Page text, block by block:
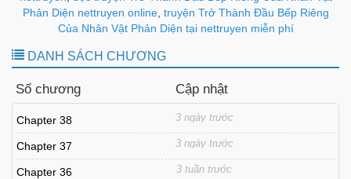
Phản Diện nettruyen online, truyện Trở Thành Đầu Bếp Riêng
Của Nhân Vật Phản Diện tại nettruyen miễn phí
DANH SÁCH CHƯƠNG
Số chương Cập nhật
Chapter 38 3 ngày trước
Chapter 37 3 ngày trước
Chapter 36 3 tuần trước